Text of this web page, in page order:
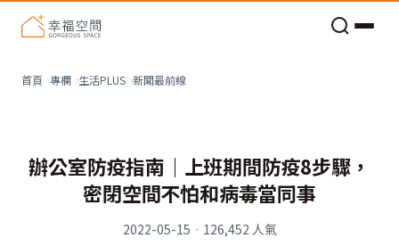
首頁 專欄 生活PLUS 新聞最前線
辦公室防疫指南｜上班期間防疫8步驟，
密閉空間不怕和病毒當同事
2022-05-15 · 126,452 人氣